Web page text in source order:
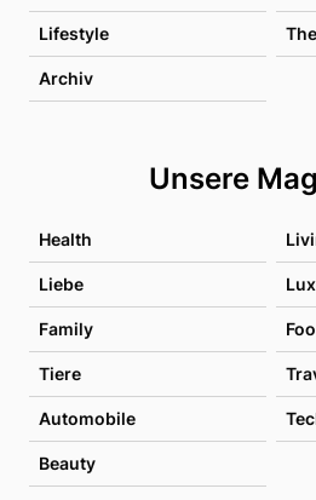
Lifestyle
Archiv
Unsere
Health
Liebe
Family
Tiere
Automobile
Beauty